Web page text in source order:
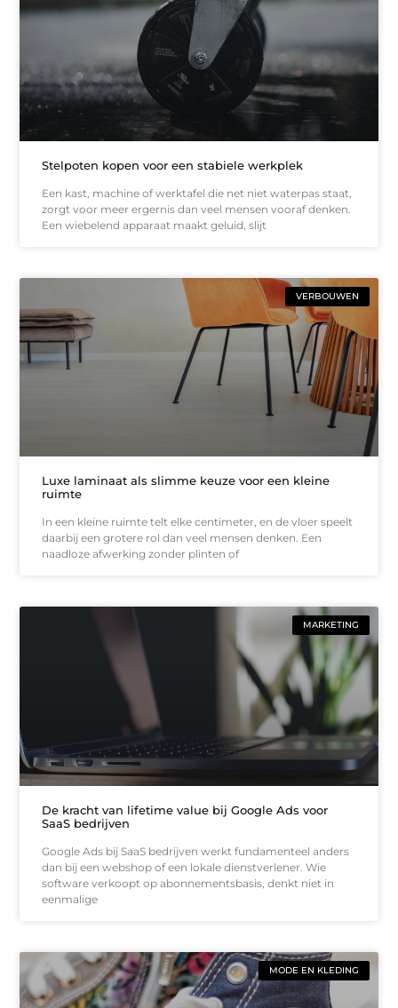
Stelpoten kopen voor een stabiele werkplek
Een kast, machine of werktafel die net niet waterpas staat,
zorgt voor meer ergernis dan veel mensen vooraf denken.
Een wiebelend apparaat maakt geluid, slijt
VERBOUWEN
Luxe laminaat als slimme keuze voor een kleine
ruimte
In een kleine ruimte telt elke centimeter, en de vloer speelt
daarbij een grotere rol dan veel mensen denken. Een
naadloze afwerking zonder plinten of
MARKETING
De kracht van lifetime value bij Google Ads voor
SaaS bedrijven
Google Ads bij SaaS bedrijven werkt fundamenteel anders
dan bij een webshop of een lokale dienstverlener. Wie
software verkoopt op abonnementsbasis, denkt niet in
eenmalige
MODE EN KLEDING